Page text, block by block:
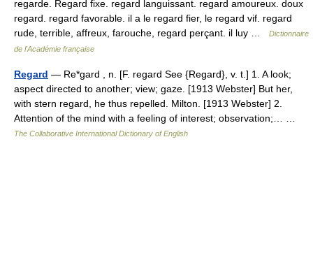
regarde. Regard fixe. regard languissant. regard amoureux. doux
regard. regard favorable. il a le regard fier, le regard vif. regard
rude, terrible, affreux, farouche, regard perçant. il luy …
Dictionnaire
de l'Académie française
Regard — Re*gard , n. [F. regard See {Regard}, v. t.] 1. A look;
aspect directed to another; view; gaze. [1913 Webster] But her,
with stern regard, he thus repelled. Milton. [1913 Webster] 2.
Attention of the mind with a feeling of interest; observation;… …
The Collaborative International Dictionary of English